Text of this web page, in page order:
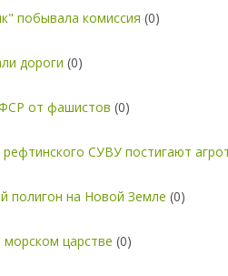
побывала комиссия (0)
дороги (0)
от фашистов (0)
СУВУ постигают
полигон на Новой Земле (0)
царстве (0)